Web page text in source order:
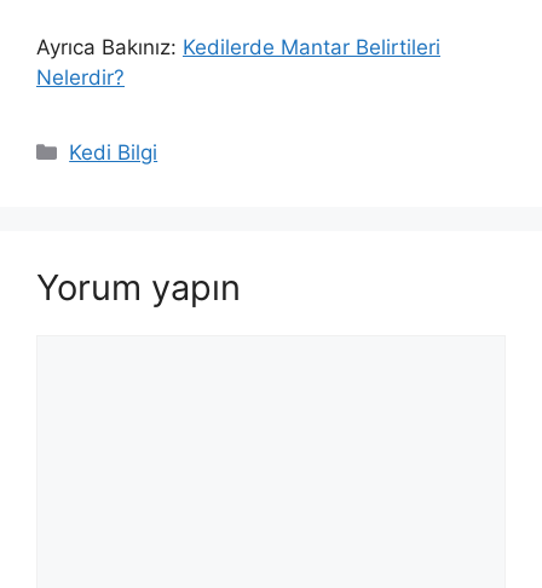
Ayrıca Bakınız: Kedilerde Mantar Belirtileri
Nelerdir?
Kategoriler
Kedi Bilgi
Yorum yapın